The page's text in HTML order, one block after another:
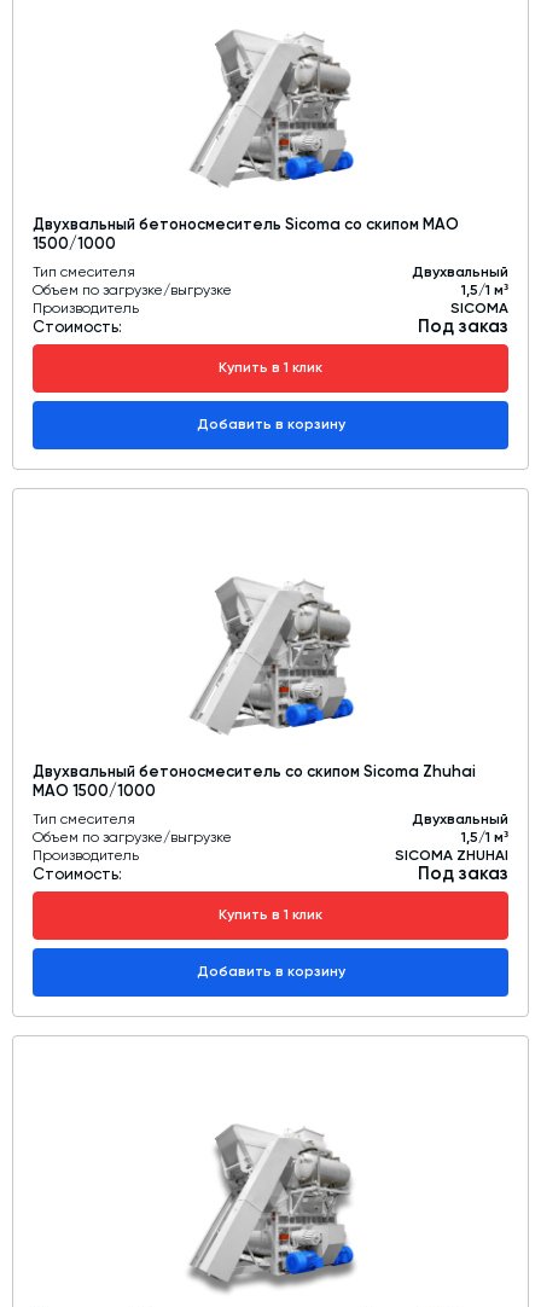
Двухвальный бетоносмеситель Sicoma со скипом MAO
1500/1000
Тип смесителя
Двухвальный
Объем по загрузке/выгрузке
1,5/1 м³
Производитель
SICOMA
Стоимость: Под заказ
Купить в 1 клик
Добавить в корзину
Двухвальный бетоносмеситель со скипом Sicoma Zhuhai
MAO 1500/1000
Тип смесителя
Двухвальный
Объем по загрузке/выгрузке
1,5/1 м³
Производитель
SICOMA ZHUHAI
Стоимость: Под заказ
Купить в 1 клик
Добавить в корзину